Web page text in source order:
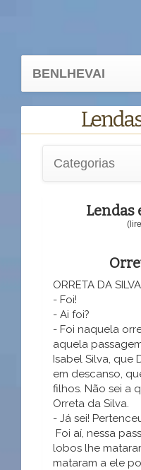
BENLHEVAI
Categorias
Lendas
ORRETA DA SILVA
- Foi!
- Ai foi?
- Foi naquela
aquela
Isabel Silva, que
em descanso,
filhos. Não sei a
Orreta da Silva.
- Já sei!
Foi aí, nessa
lobos lhe
mataram a ele